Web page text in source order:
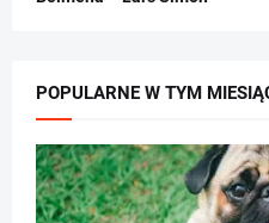
POPULARNE W TYM